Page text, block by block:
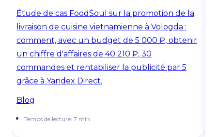
Étude de cas FoodSoul sur la promotion de la
livraison de cuisine vietnamienne à Vologda :
comment, avec un budget de 5 000 ₽, obtenir
un chiffre d'affaires de 40 210 ₽, 30
commandes et rentabiliser la publicité par 5
grâce à Yandex Direct.
Blog
Temps de lecture: 7 min